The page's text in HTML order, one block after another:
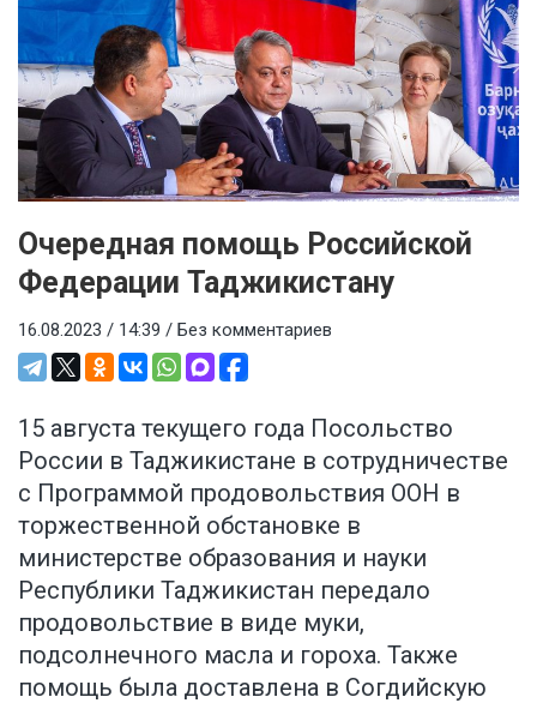
Очередная помощь Российской
Федерации Таджикистану
16.08.2023 / 14:39 / Без комментариев
15 августа текущего года Посольство
России в Таджикистане в сотрудничестве
с Программой продовольствия ООН в
торжественной обстановке в
министерстве образования и науки
Республики Таджикистан передало
продовольствие в виде муки,
подсолнечного масла и гороха. Также
помощь была доставлена в Согдийскую